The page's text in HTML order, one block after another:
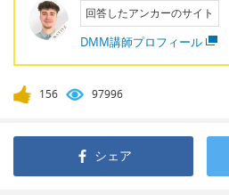
回答したアンカーのサイト
DMM講師プロフィール
156 97996
シェア